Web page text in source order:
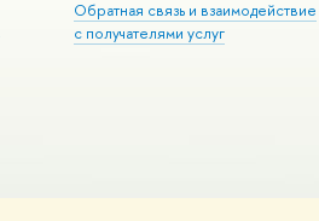
Обратная связь и взаимодействие
с получателями услуг